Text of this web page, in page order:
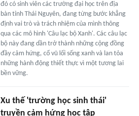
đó có sinh viên các trường đại học trên địa
bàn tỉnh Thái Nguyên, đang từng bước khẳng
định vai trò và trách nhiệm của mình thông
qua các mô hình 'Câu lạc bộ Xanh'. Các câu lạc
bộ này đang dần trở thành những cộng đồng
đầy cảm hứng, cổ vũ lối sống xanh và lan tỏa
những hành động thiết thực vì một tương lai
bền vững.
Xu thế 'trường học sinh thái'
truyền cảm hứng học tập